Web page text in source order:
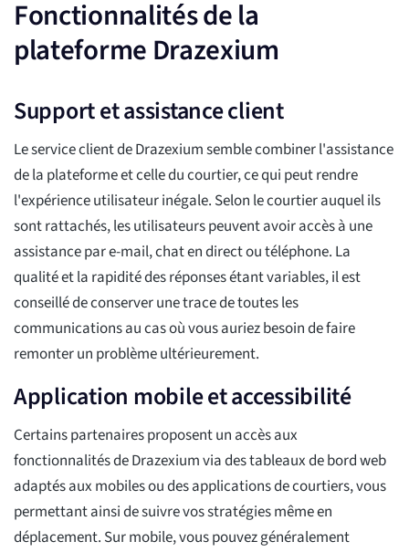
Fonctionnalités de la
plateforme Drazexium
Support et assistance client
Le service client de Drazexium semble combiner l'assistance
de la plateforme et celle du courtier, ce qui peut rendre
l'expérience utilisateur inégale. Selon le courtier auquel ils
sont rattachés, les utilisateurs peuvent avoir accès à une
assistance par e-mail, chat en direct ou téléphone. La
qualité et la rapidité des réponses étant variables, il est
conseillé de conserver une trace de toutes les
communications au cas où vous auriez besoin de faire
remonter un problème ultérieurement.
Application mobile et accessibilité
Certains partenaires proposent un accès aux
fonctionnalités de Drazexium via des tableaux de bord web
adaptés aux mobiles ou des applications de courtiers, vous
permettant ainsi de suivre vos stratégies même en
déplacement. Sur mobile, vous pouvez généralement